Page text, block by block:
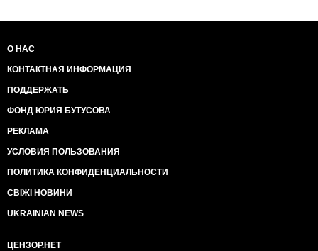
О НАС
КОНТАКТНАЯ ИНФОРМАЦИЯ
ПОДДЕРЖАТЬ
ФОНД ЮРИЯ БУТУСОВА
РЕКЛАМА
УСЛОВИЯ ПОЛЬЗОВАНИЯ
ПОЛИТИКА КОНФИДЕНЦИАЛЬНОСТИ
СВІЖІ НОВИНИ
UKRAINIAN NEWS
ЦЕНЗОР.НЕТ